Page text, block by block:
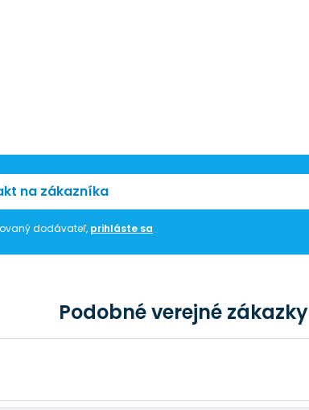
na zákazníka
dodávateľ, prihláste sa
Podobné verejné zákazky